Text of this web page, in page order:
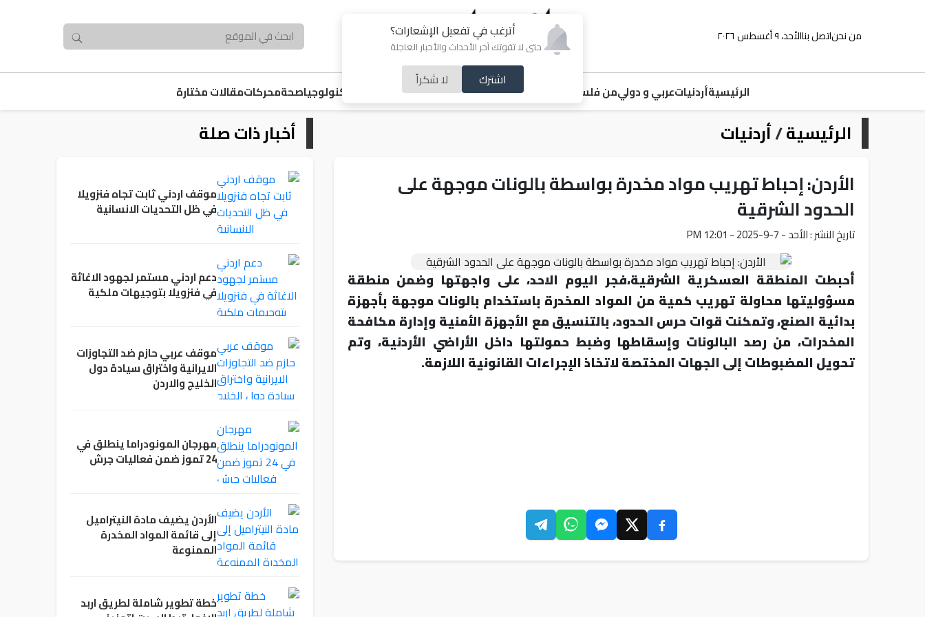
أترغب في تفعيل الإشعارات؟
حتى لا تفوتك آخر الأحداث والأخبار العاجلة
اشترك لا شكراً
من نحناتصل بناالأحد، ٩ أغسطس ٢٠٢٦
الرئيسيةأردنياتعربي و دوليمن فلسطين ملفات ساخنةخبر و صورةرياضة تكنولوجياصحةمحركاتمقالات مختارة
الرئيسية/أردنيات
الأردن: إحباط تهريب مواد مخدرة بواسطة بالونات موجهة على
الحدود الشرقية
تاريخ النشر : الأحد - 7-9-2025 - 12:01 PM
أحبطت المنطقة العسكرية الشرقية،فجر اليوم الاحد، على واجهتها وضمن منطقة
مسؤوليتها محاولة تهريب كمية من المواد المخدرة باستخدام بالونات موجهة بأجهزة
بدائية الصنع، وتمكنت قوات حرس الحدود، بالتنسيق مع الأجهزة الأمنية وإدارة مكافحة
المخدرات، من رصد البالونات وإسقاطها وضبط حمولتها داخل الأراضي الأردنية، وتم
تحويل المضبوطات إلى الجهات المختصة لاتخاذ الإجراءات القانونية اللازمة.
أخبار ذات صلة
موقف اردني ثابت تجاه فنزويلا
في ظل التحديات الانسانية
دعم اردني مستمر لجهود الاغاثة
في فنزويلا بتوجيهات ملكية
موقف عربي حازم ضد التجاوزات
الايرانية واختراق سيادة دول
الخليج والاردن
مهرجان المونودراما ينطلق في
24 تموز ضمن فعاليات جرش
الأردن يضيف مادة النيتراميل
إلى قائمة المواد المخدرة
الممنوعة
خطة تطوير شاملة لطريق اربد